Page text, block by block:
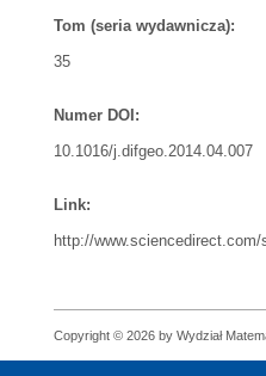
Tom (seria wydawnicza):
35
Numer DOI:
10.1016/j.difgeo.2014.04.007
Link:
http://
Copyright © 2026 by Wydział